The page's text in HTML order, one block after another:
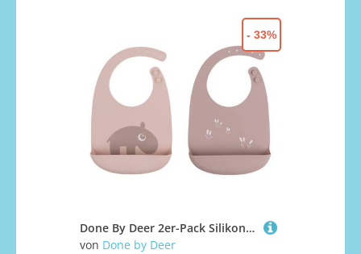
Done By Deer 2er-Pack Silikonlätzchen
von Done by Deer
- 33%